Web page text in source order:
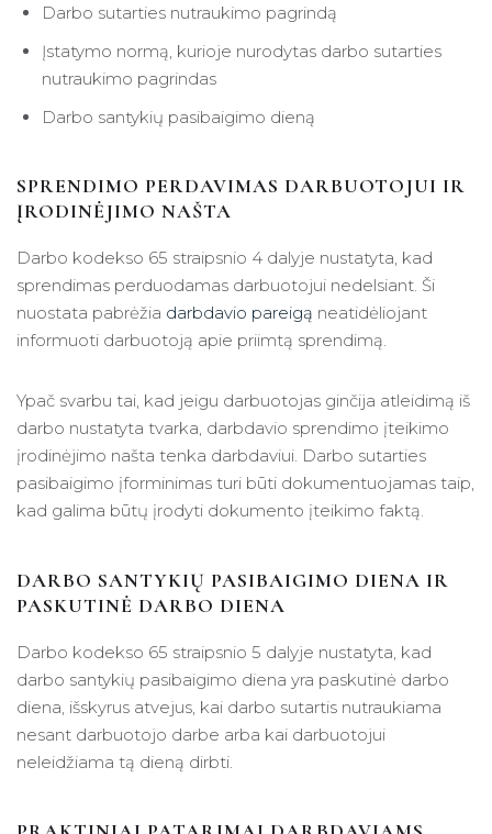
Darbo sutarties nutraukimo pagrindą
Įstatymo normą, kurioje nurodytas darbo sutarties
nutraukimo pagrindas
Darbo santykių pasibaigimo dieną
SPRENDIMO PERDAVIMAS DARBUOTOJUI IR
ĮRODINĖJIMO NAŠTA
Darbo kodekso 65 straipsnio 4 dalyje nustatyta, kad
sprendimas perduodamas darbuotojui nedelsiant. Ši
nuostata pabrėžia darbdavio pareigą neatidėliojant
informuoti darbuotoją apie priimtą sprendimą.
Ypač svarbu tai, kad jeigu darbuotojas ginčija atleidimą iš
darbo nustatyta tvarka, darbdavio sprendimo įteikimo
įrodinėjimo našta tenka darbdaviui. Darbo sutarties
pasibaigimo įforminimas turi būti dokumentuojamas taip,
kad galima būtų įrodyti dokumento įteikimo faktą.
DARBO SANTYKIŲ PASIBAIGIMO DIENA IR
PASKUTINĖ DARBO DIENA
Darbo kodekso 65 straipsnio 5 dalyje nustatyta, kad
darbo santykių pasibaigimo diena yra paskutinė darbo
diena, išskyrus atvejus, kai darbo sutartis nutraukiama
nesant darbuotojo darbe arba kai darbuotojui
neleidžiama tą dieną dirbti.